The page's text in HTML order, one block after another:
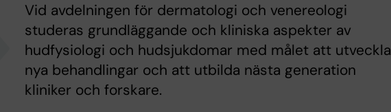
Vid avdelningen för dermatologi och venereologi
studeras grundläggande och kliniska aspekter av
hudfysiologi och hudsjukdomar med målet att utveckla
nya behandlingar och att utbilda nästa generation
kliniker och forskare.